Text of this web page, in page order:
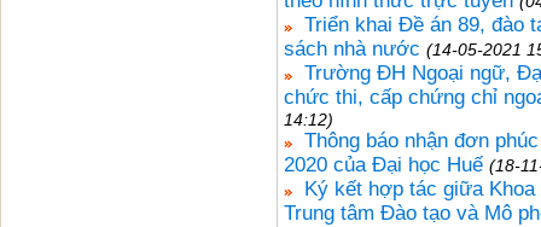
Triển khai Đề án 89, đào
sách nhà nước (14-05-2021
Trường ĐH Ngoại ngữ,
chức thi, cấp chứng chỉ
14:12)
Thông báo nhận đơn
2020 của Đại học Huế (18-
Ký kết hợp tác giữa
Trung tâm Đào tạo và Mô